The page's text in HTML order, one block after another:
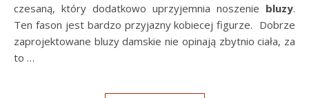
czesaną, który dodatkowo uprzyjemnia noszenie bluzy.
Ten fason jest bardzo przyjazny kobiecej figurze. Dobrze
zaprojektowane bluzy damskie nie opinają zbytnio ciała, za
to …